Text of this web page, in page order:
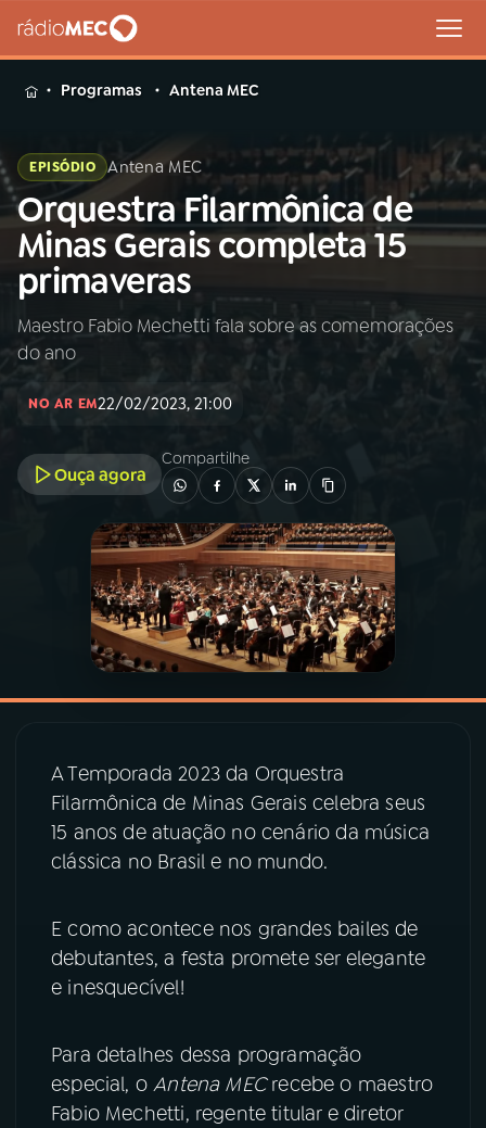
MENU
Buscar
na
Rádio
MEC
Buscar
Início AO VIVO
INÍCIO
A RÁDIO
PROGRAMAÇÃO
PROGRAMAS
07 ÚLTIMAS
ACOMPANHE A RÁDIO MEC
Instagram X
Programas Antena MEC
EPISÓDIO Antena MEC
Orquestra Filarmônica de
Minas Gerais completa 15
primaveras
Maestro Fabio Mechetti fala sobre as comemorações
do ano
NO AR EM22/02/2023, 21:00
Ouça agora
Compartilhe
A Temporada 2023 da Orquestra
Filarmônica de Minas Gerais celebra seus
15 anos de atuação no cenário da música
clássica no Brasil e no mundo.
E como acontece nos grandes bailes de
debutantes, a festa promete ser elegante
e inesquecível!
Para detalhes dessa programação
especial, oAntena MECrecebe o maestro
Fabio Mechetti, regente titular e diretor